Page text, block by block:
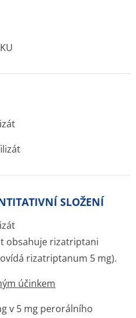
SLOŽENÍ
obsahuje rizatriptani
rizatriptanum 5 mg).
účinkem
v 5 mg perorálního